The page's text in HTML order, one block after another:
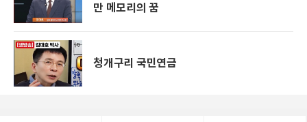
만 메모리의 꿈
청개구리 국민연금